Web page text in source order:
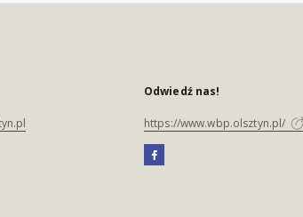
Odwiedź nas!
https://www.wbp.olsztyn.pl/